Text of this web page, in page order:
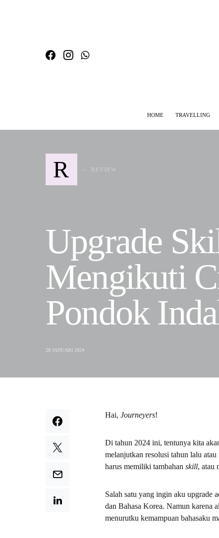
HOME TRAVELLING
R REVIEW
Upgrade
Mengikuti
Pondok
28 JANUARI 2024
Hai, Journeyers!
Di tahun 2024 ini, tentunya kita
melanjutkan resolusi tahun lalu
harus memiliki tambahan skill, atau
Salah satu yang ingin aku upgrade
dan Bahasa Korea. Namun karena
menurutku kemampuan bahasaku